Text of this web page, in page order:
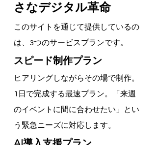
さなデジタル革命
このサイトを通じて提供しているの
は、3つのサービスプランです。
スピード制作プラン
ヒアリングしながらその場で制作。
1日で完成する最速プラン。「来週
のイベントに間に合わせたい」とい
う緊急ニーズに対応します。